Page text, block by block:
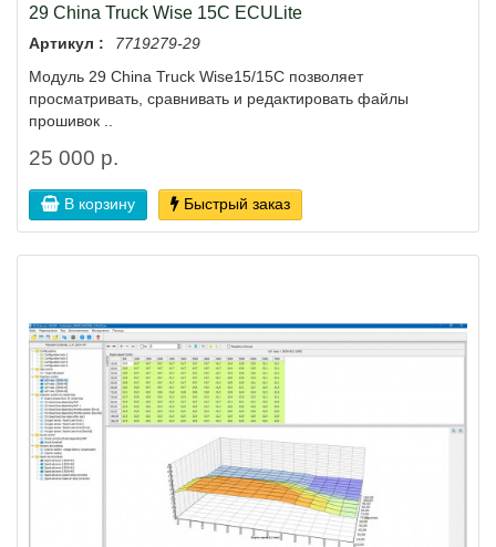
29 China Truck Wise 15C ECULite
Артикул :
7719279-29
Модуль 29 China Truck Wise15/15C позволяет
просматривать, сравнивать и редактировать файлы
прошивок ..
25 000 р.
В корзину Быстрый заказ